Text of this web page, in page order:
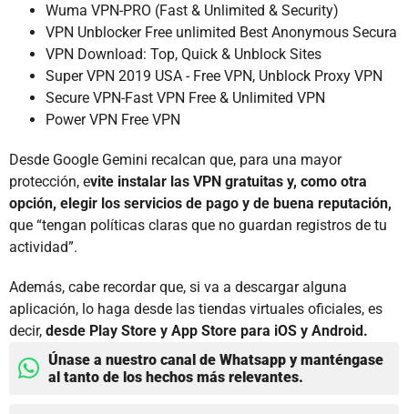
Wuma VPN-PRO (Fast & Unlimited & Security)
VPN Unblocker Free unlimited Best Anonymous Secura
VPN Download: Top, Quick & Unblock Sites
Super VPN 2019 USA - Free VPN, Unblock Proxy VPN
Secure VPN-Fast VPN Free & Unlimited VPN
Power VPN Free VPN
Desde Google Gemini recalcan que, para una mayor
protección, evite instalar las VPN gratuitas y, como otra
opción, elegir los servicios de pago y de buena reputación,
que “tengan políticas claras que no guardan registros de tu
actividad”.
Además, cabe recordar que, si va a descargar alguna
aplicación, lo haga desde las tiendas virtuales oficiales, es
decir, desde Play Store y App Store para iOS y Android.
Únase a nuestro canal de Whatsapp y manténgase
al tanto de los hechos más relevantes.